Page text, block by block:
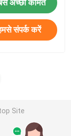
अच्छी कीमत
संपर्क करें
Site